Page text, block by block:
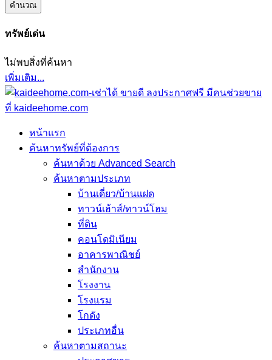
คำนวณ
ทรัพย์เด่น
ไม่พบสิ่งที่ค้นหา
เพิ่มเติม...
หน้าแรก
ค้นหาทรัพย์ที่ต้องการ
ค้นหาด้วย Advanced Search
ค้นหาตามประเภท
บ้านเดี่ยว/บ้านแฝด
ทาวน์เฮ้าส์/ทาวน์โฮม
ที่ดิน
คอนโดมิเนียม
อาคารพาณิชย์
สำนักงาน
โรงงาน
โรงแรม
โกดัง
ประเภทอื่น
ค้นหาตามสถานะ